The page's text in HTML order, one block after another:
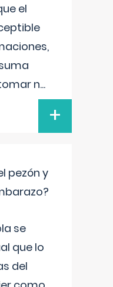
el
n...
+
pezón y
se
que lo
del